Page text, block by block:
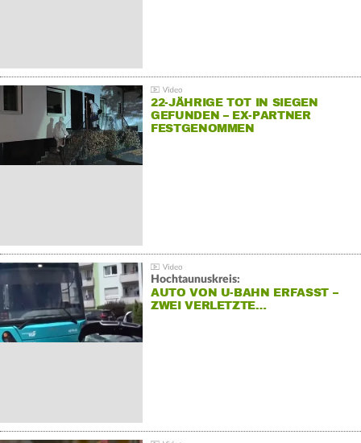
22-JÄHRIGE TOT IN SIEGEN
GEFUNDEN – EX-PARTNER
FESTGENOMMEN
Hochtaunuskreis:
AUTO VON U-BAHN ERFASST –
ZWEI VERLETZTE…